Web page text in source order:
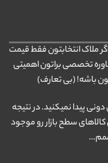
فیک و درجه ۴ و ۵ هستین، اگر ملاک انتخابتون فقط قیمت
تخصصی براتون اهمیتی
باشه! (بی تعارف)
دونی پیدا نمیکنید. در نتیجه
سطح بازار رو موجود